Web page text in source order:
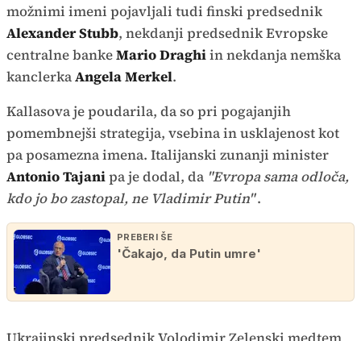
možnimi imeni pojavljali tudi finski predsednik
Alexander Stubb, nekdanji predsednik Evropske
centralne bankeMario Draghiin nekdanja nemška
kanclerkaAngela Merkel.
Kallasova je poudarila, da so pri pogajanjih
pomembnejši strategija, vsebina in usklajenost kot
pa posamezna imena. Italijanski zunanji minister
Antonio Tajanipa je dodal, da "Evropa sama odloča,
kdo jo bo zastopal, ne Vladimir Putin".
PREBERI ŠE
'Čakajo, da Putin umre'